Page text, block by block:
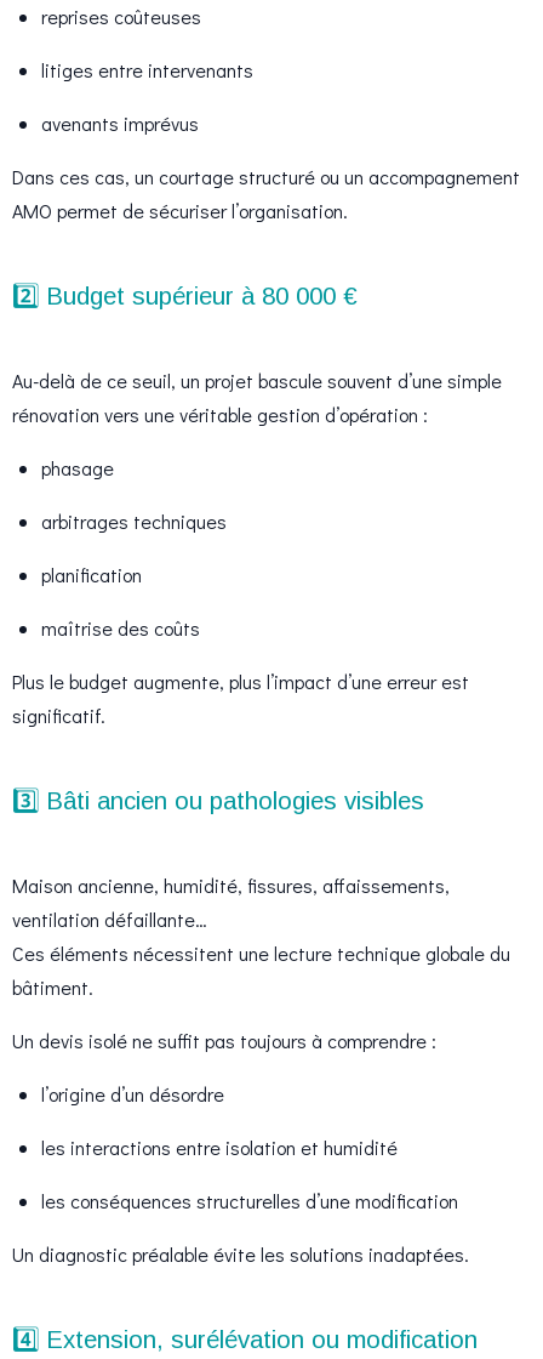
reprises coûteuses
litiges entre intervenants
avenants imprévus
Dans ces cas, un courtage structuré ou un accompagnement
AMO permet de sécuriser l’organisation.
2️⃣ Budget supérieur à 80 000 €
Au-delà de ce seuil, un projet bascule souvent d’une simple
rénovation vers une véritable gestion d’opération :
phasage
arbitrages techniques
planification
maîtrise des coûts
Plus le budget augmente, plus l’impact d’une erreur est
significatif.
3️⃣ Bâti ancien ou pathologies visibles
Maison ancienne, humidité, fissures, affaissements,
ventilation défaillante…
Ces éléments nécessitent une lecture technique globale du
bâtiment.
Un devis isolé ne suffit pas toujours à comprendre :
l’origine d’un désordre
les interactions entre isolation et humidité
les conséquences structurelles d’une modification
Un diagnostic préalable évite les solutions inadaptées.
4️⃣ Extension, surélévation ou modification